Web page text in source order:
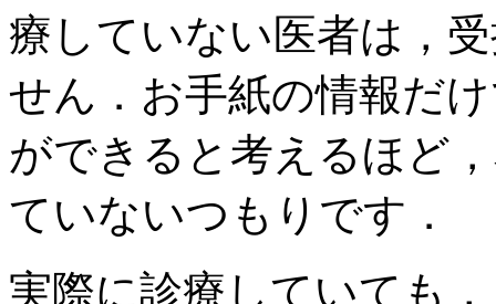
療していない医者は，
せん．お手紙の情報だ
ができると考えるほど
ていないつもりです．
実際に診療していても